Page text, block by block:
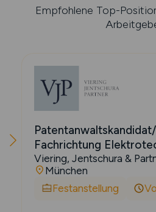
Empfohlene Top-
Fachrichtung
Viering, Jentschura &
München
Festanstellung